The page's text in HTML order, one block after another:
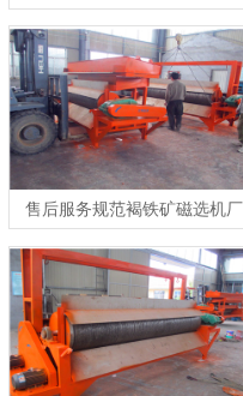
售后服务规范褐铁矿磁选机厂
家